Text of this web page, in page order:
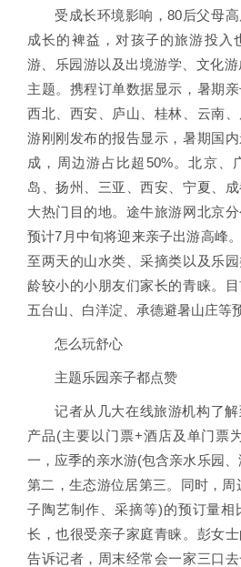
受成长环境影响，80后父母
成长的裨益，对孩子的旅游投入
游、乐园游以及出境游学、文化
主题。携程订单数据显示，暑期亲
西北、西安、庐山、桂林、云南
游刚刚发布的报告显示，暑期国
成，周边游占比超50%。北京、
岛、扬州、三亚、西安、宁夏、
大热门目的地。途牛旅游网北京
预计7月中旬将迎来亲子出游高峰
至两天的山水类、采摘类以及乐
龄较小的小朋友们家长的青睐。目
五台山、白洋淀、承德避暑山庄等
怎么玩舒心
主题乐园亲子都点赞
记者从几大在线旅游机构了
产品(主要以门票+酒店及单门票
一，应季的亲水游(包含亲水乐园
第二，生态游位居第三。同时，
子陶艺制作、采摘等)的预订量相
长，也很受亲子家庭青睐。彭女
告诉记者，周末经常会一家三口